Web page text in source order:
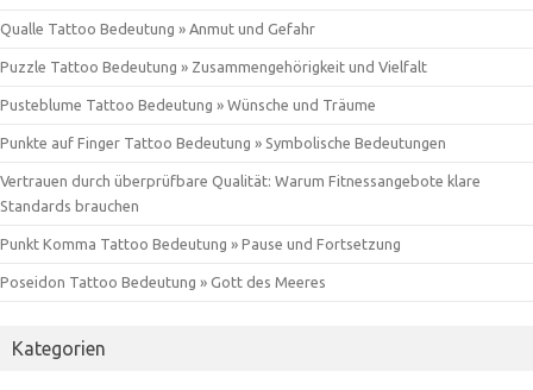
Qualle Tattoo Bedeutung » Anmut und Gefahr
Puzzle Tattoo Bedeutung » Zusammengehörigkeit und Vielfalt
Pusteblume Tattoo Bedeutung » Wünsche und Träume
Punkte auf Finger Tattoo Bedeutung » Symbolische Bedeutungen
Vertrauen durch überprüfbare Qualität: Warum Fitnessangebote klare
Standards brauchen
Punkt Komma Tattoo Bedeutung » Pause und Fortsetzung
Poseidon Tattoo Bedeutung » Gott des Meeres
Kategorien